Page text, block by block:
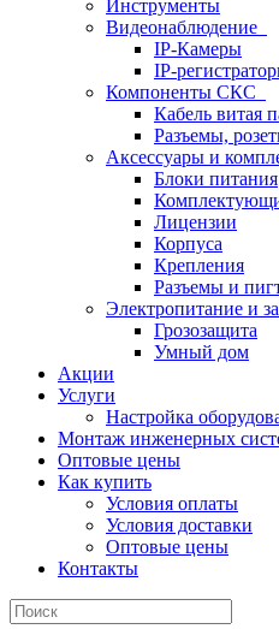
Инструменты
Видеонаблюдение
IP-Камеры
IP-
Компоненты СКС
Кабель витая
Разъемы,
Аксессуары и
Блоки питания
Лицензии
Корпуса
Крепления
Разъемы и
Электропитание и
Грозозащита
Умный дом
Акции
Услуги
Настройка
Монтаж инженерных
Оптовые цены
Как купить
Условия оплаты
Условия доставки
Оптовые цены
Контакты